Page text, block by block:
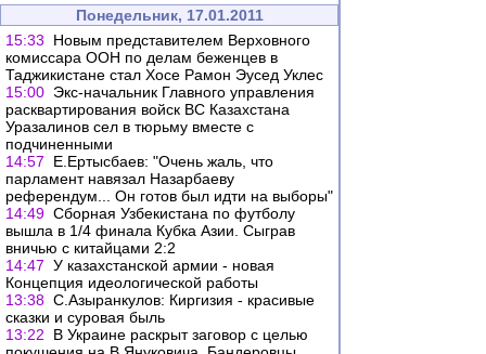
Понедельник, 17.01.2011
15:33
Новым представителем Верховного
комиссара ООН по делам беженцев в
Таджикистане стал Хосе Рамон Эусед Уклес
15:00 Экс-начальник Главного управления
расквартирования войск ВС Казахстана
Уразалинов сел в тюрьму вместе с
подчиненными
14:57
Е.Ертысбаев: "Очень жаль, что
парламент навязал Назарбаеву
референдум... Он готов был идти на выборы"
14:49 Сборная Узбекистана по футболу
вышла в 1/4 финала Кубка Азии. Сыграв
вничью с китайцами 2:2
14:47 У казахстанской армии - новая
Концепция идеологической работы
13:38 С.Азыранкулов: Киргизия - красивые
сказки и суровая быль
13:22
В Украине раскрыт заговор с целью